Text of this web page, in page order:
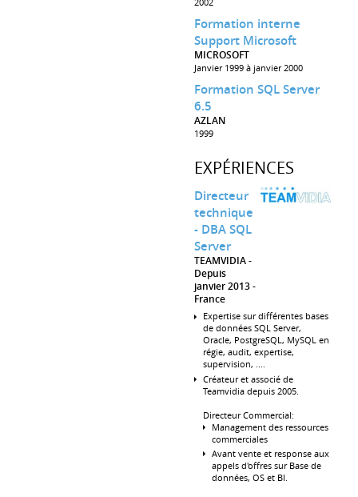
Formation interne
Support Microsoft
MICROSOFT
Janvier 1999 à janvier 2000
Formation SQL Server
6.5
AZLAN
1999
EXPÉRIENCES
Directeur
technique
- DBA SQL
Server
TEAMVIDIA
Depuis
janvier 2013
France
Expertise sur différentes bases
de données SQL Server,
Oracle, PostgreSQL, MySQL en
régie, audit, expertise,
supervision, ....
Créateur et associé de
Teamvidia depuis 2005.
Directeur Commercial:
Management des ressources
commerciales
Avant vente et response aux
appels d'offres sur Base de
données, OS et BI.